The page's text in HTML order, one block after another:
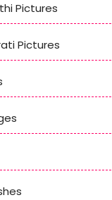
Pictures
Pictures